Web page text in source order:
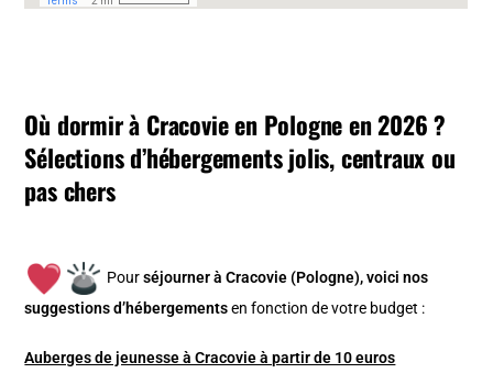
Où dormir à Cracovie en Pologne en 2026 ?
Sélections d’hébergements jolis, centraux ou
pas chers
Pourséjourner à Cracovie (Pologne), voici nos
suggestions d’hébergements en fonction de votre budget :
Auberges de jeunesse à Cracovie à partir de 10 euros